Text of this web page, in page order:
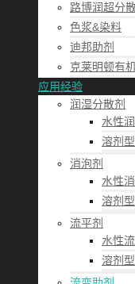
路博润超分
色浆&染料
迪邦助剂
克莱明顿有
应用经验
润湿分散剂
水性
溶剂
消泡剂
水性
溶剂
流平剂
水性
溶剂